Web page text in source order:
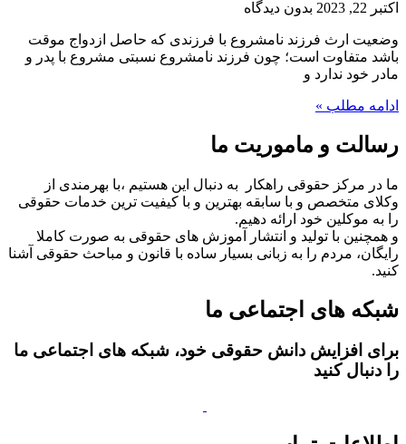
اکتبر 22, 2023 بدون دیدگاه
وضعیت ارث فرزند نامشروع با فرزندی که حاصل ازدواج موقت
باشد متفاوت است؛ چون فرزند نامشروع نسبتی مشروع با پدر و
مادر خود ندارد و
ادامه مطلب »
رسالت و ماموریت ما
ما در مرکز حقوقی راهکار به دنبال این هستیم ،با بهرمندی از
وکلای متخصص و با سابقه بهترین و با کیفیت ترین خدمات حقوقی
را به موکلین خود ارائه دهیم.
و همچنین با تولید و انتشار آموزش های حقوقی به صورت کاملا
رایگان، مردم را به زبانی بسیار ساده با قانون و مباحث حقوقی آشنا
کنید.
شبکه های اجتماعی ما
برای افزایش دانش حقوقی خود، شبکه های اجتماعی ما
را دنبال کنید